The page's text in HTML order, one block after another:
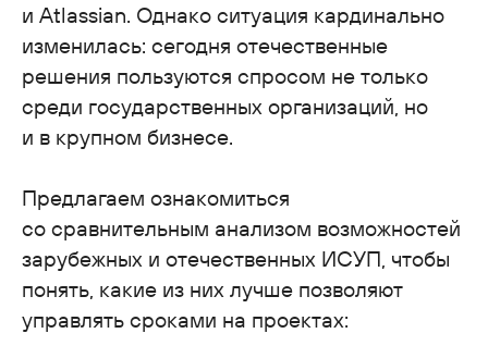
и Atlassian. Однако ситуация кардинально
изменилась: сегодня отечественные
решения пользуются спросом не только
среди государственных организаций, но
и в крупном бизнесе.
Предлагаем ознакомиться
со сравнительным анализом возможностей
зарубежных и отечественных ИСУП, чтобы
понять, какие из них лучше позволяют
управлять сроками на проектах:
Что будет на демо-встрече:
Задайте вопрос экспертам
или запросите демо-встречу